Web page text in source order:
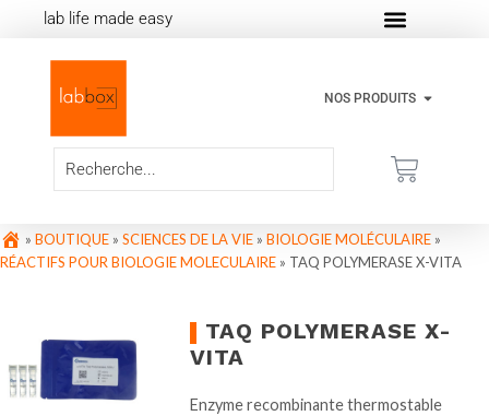
lab life made easy
NOS PRODUITS
» BOUTIQUE » SCIENCES DE LA VIE » BIOLOGIE MOLÉCULAIRE »
RÉACTIFS POUR BIOLOGIE MOLECULAIRE » TAQ POLYMERASE X-VITA
TAQ POLYMERASE X-
VITA
Enzyme recombinante thermostable